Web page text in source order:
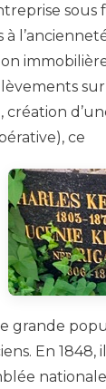
création
ce
grande
En